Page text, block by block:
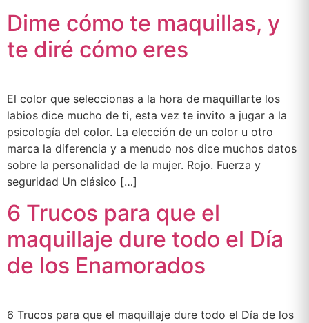
Dime cómo te maquillas, y
te diré cómo eres
El color que seleccionas a la hora de maquillarte los
labios dice mucho de ti, esta vez te invito a jugar a la
psicología del color. La elección de un color u otro
marca la diferencia y a menudo nos dice muchos datos
sobre la personalidad de la mujer. Rojo. Fuerza y
seguridad Un clásico […]
6 Trucos para que el
maquillaje dure todo el Día
de los Enamorados
6 Trucos para que el maquillaje dure todo el Día de los